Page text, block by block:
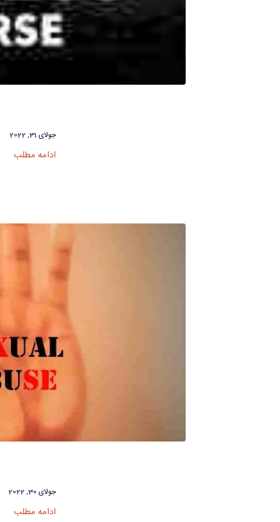
جولای 31, 2022
ادامه مطلب
جولای 30, 2022
ادامه مطلب